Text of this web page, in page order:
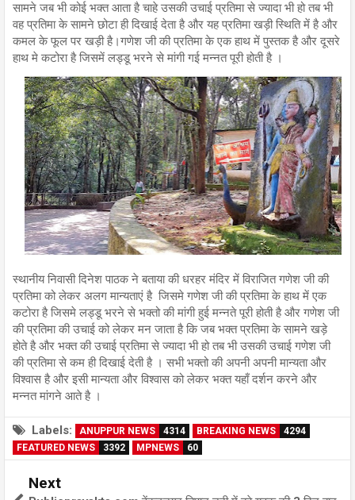
सामने जब भी कोई भक्त आता है चाहे उसकी उचाई प्रतिमा से ज्यादा भी हो तब भी
वह प्रतिमा के सामने छोटा ही दिखाई देता है और यह प्रतिमा खड़ी स्थिति में है और
कमल के फूल पर खड़ी है।गणेश जी की प्रतिमा के एक हाथ में पुस्तक है और दूसरे
हाथ मे कटोरा है जिसमें लड्डू भरने से मांगी गई मन्नत पूरी होती है ।
स्थानीय निवासी दिनेश पाठक ने बताया की धरहर मंदिर में विराजित गणेश जी की
प्रतिमा को लेकर अलग मान्यताएं है जिसमे गणेश जी की प्रतिमा के हाथ में एक
कटोरा है जिसमे लड्डू भरने से भक्तो की मांगी हुई मन्नते पूरी होती है और गणेश जी
की प्रतिमा की उचाई को लेकर मन जाता है कि जब भक्त प्रतिमा के सामने खड़े
होते है और भक्त की उचाई प्रतिमा से ज्यादा भी हो तब भी उसकी उचाई गणेश जी
की प्रतिमा से कम ही दिखाई देती है । सभी भक्तो की अपनी अपनी मान्यता और
विश्वास है और इसी मान्यता और विश्वास को लेकर भक्त यहाँ दर्शन करने और
मन्नत मांगने आते है ।
Labels: ANUPPUR NEWS 4314 BREAKING NEWS
4294
FEATURED NEWS
3392 MPNEWS 60
Next